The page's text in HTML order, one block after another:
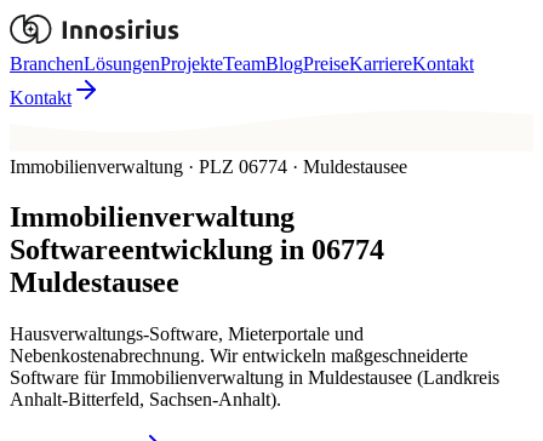
BranchenLösungenProjekteTeamBlogPreiseKarriereKontakt
Kontakt
Immobilienverwaltung · PLZ 06774 · Muldestausee
Immobilienverwaltung
Softwareentwicklung in 06774
Muldestausee
Hausverwaltungs-Software, Mieterportale und
Nebenkostenabrechnung. Wir entwickeln maßgeschneiderte
Software für Immobilienverwaltung in Muldestausee (Landkreis
Anhalt-Bitterfeld, Sachsen-Anhalt).